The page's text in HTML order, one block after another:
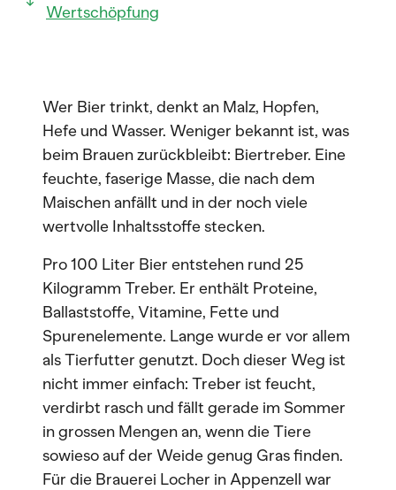
Wertschöpfung
Wer Bier trinkt, denkt an Malz, Hopfen,
Hefe und Wasser. Weniger bekannt ist, was
beim Brauen zurückbleibt: Biertreber. Eine
feuchte, faserige Masse, die nach dem
Maischen anfällt und in der noch viele
wertvolle Inhaltsstoffe stecken.
Pro 100 Liter Bier entstehen rund 25
Kilogramm Treber. Er enthält Proteine,
Ballaststoffe, Vitamine, Fette und
Spurenelemente. Lange wurde er vor allem
als Tierfutter genutzt. Doch dieser Weg ist
nicht immer einfach: Treber ist feucht,
verdirbt rasch und fällt gerade im Sommer
in grossen Mengen an, wenn die Tiere
sowieso auf der Weide genug Gras finden.
Für die Brauerei Locher in Appenzell war